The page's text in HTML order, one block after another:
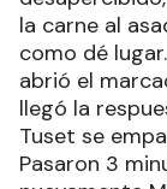
la carne al
como dé
abrió el
llegó la
Tuset se
Pasaron 3